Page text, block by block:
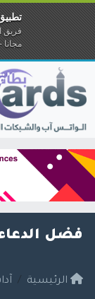
فضل
الرئيسية
فريق
مجانا